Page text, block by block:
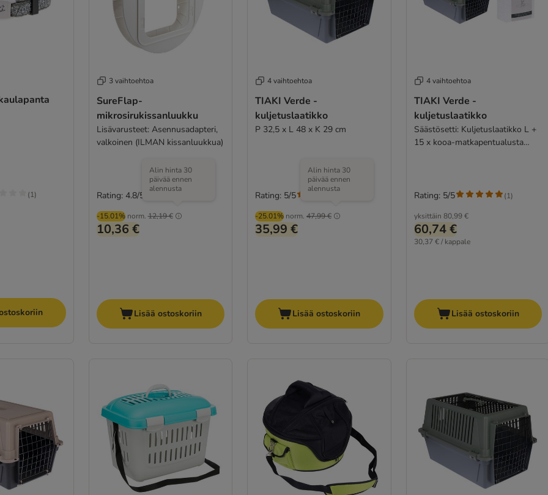
(1)
3 vaihtoehtoa
SureFlap-
mikrosirukissanluukku
Lisävarusteet: Asennusadapteri,
valkoinen (ILMAN kissanluukkua)
-15.01% norm. 12,19 €
Alin hinta 30
päivää ennen
alennusta
10,36 €
Rating: 4.8/5
Lisää ostoskoriin
4 vaihtoehtoa
TIAKI Verde -
kuljetuslaatikko
P 32,5 x L 48 x K 29 cm
-25.01% norm. 47,99 €
Alin hinta 30
päivää ennen
alennusta
35,99 €
Rating: 5/5
Lisää ostoskoriin
4 vaihtoehtoa
TIAKI Verde -
kuljetuslaatikko
Säästösetti: Kuljetuslaatikko L +
15 x kooa-matkapentualusta
yksittäin 80,99 €
60,74 €
30,37 € / kappale
Rating: 5/5 (1)
Lisää ostoskoriin